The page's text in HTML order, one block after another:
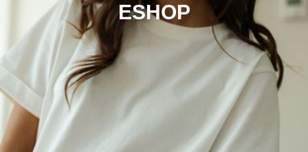
ESHOP